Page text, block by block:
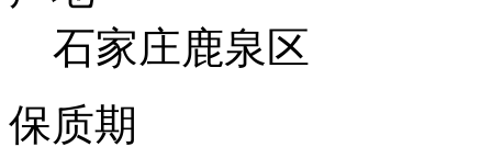
石家庄鹿泉区
保质期